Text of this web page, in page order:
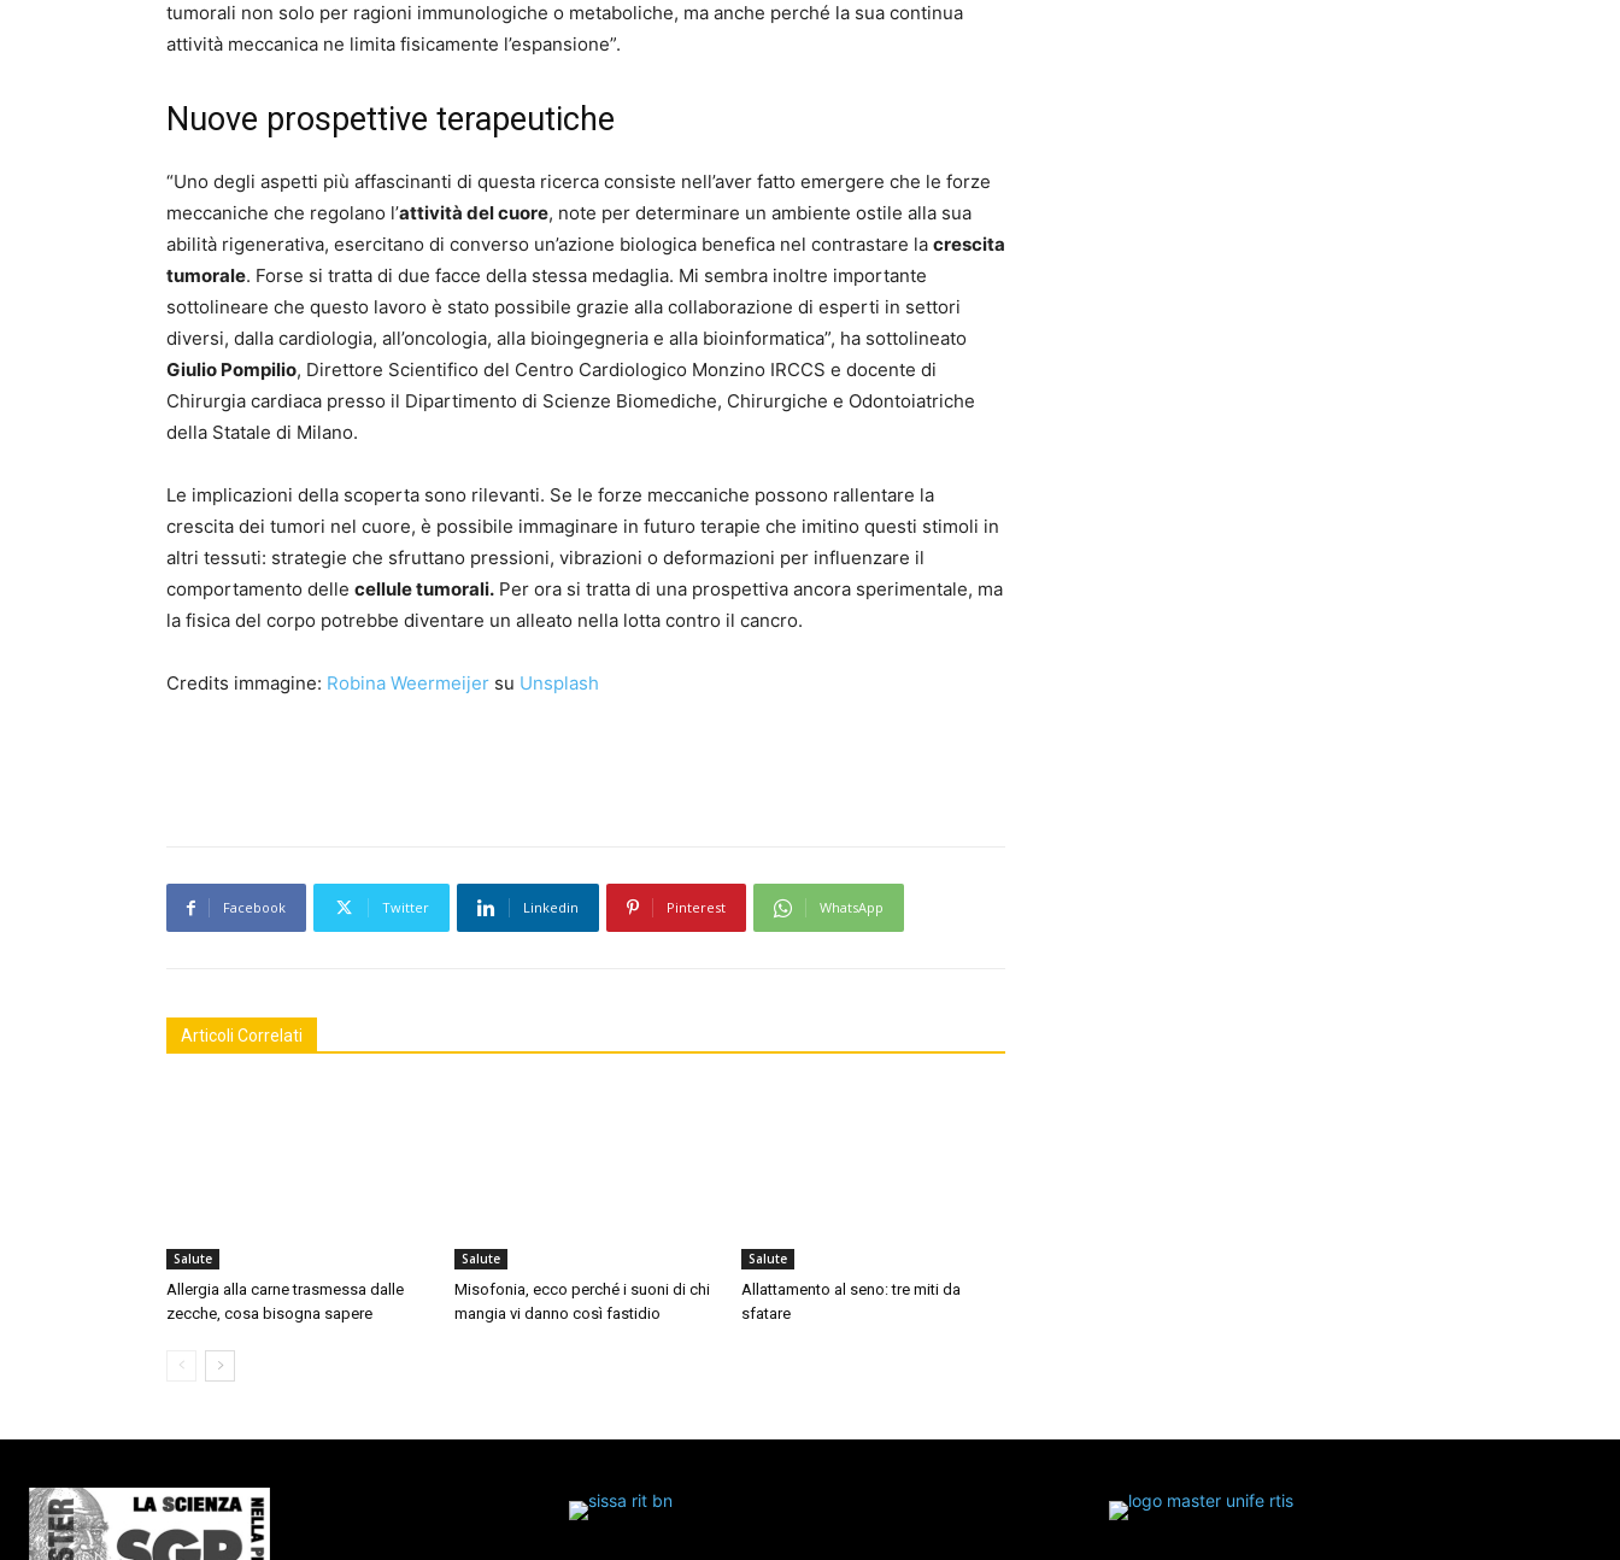
tumorali non solo per ragioni immunologiche o metaboliche, ma anche perché la sua continua
attività meccanica ne limita fisicamente l’espansione”.
Nuove prospettive terapeutiche
“Uno degli aspetti più affascinanti di questa ricerca consiste nell’aver fatto emergere che le forze
meccaniche che regolano l’attività del cuore, note per determinare un ambiente ostile alla sua
abilità rigenerativa, esercitano di converso un’azione biologica benefica nel contrastare la crescita
tumorale. Forse si tratta di due facce della stessa medaglia. Mi sembra inoltre importante
sottolineare che questo lavoro è stato possibile grazie alla collaborazione di esperti in settori
diversi, dalla cardiologia, all’oncologia, alla bioingegneria e alla bioinformatica”, ha sottolineato
Giulio Pompilio, Direttore Scientifico del Centro Cardiologico Monzino IRCCS e docente di
Chirurgia cardiaca presso il Dipartimento di Scienze Biomediche, Chirurgiche e Odontoiatriche
della Statale di Milano.
Le implicazioni della scoperta sono rilevanti. Se le forze meccaniche possono rallentare la
crescita dei tumori nel cuore, è possibile immaginare in futuro terapie che imitino questi stimoli in
altri tessuti: strategie che sfruttano pressioni, vibrazioni o deformazioni per influenzare il
comportamento delle cellule tumorali. Per ora si tratta di una prospettiva ancora sperimentale, ma
la fisica del corpo potrebbe diventare un alleato nella lotta contro il cancro.
Credits immagine: Robina Weermeijer su Unsplash
Facebook Twitter Linkedin Pinterest WhatsApp
Articoli Correlati
Salute
Allergia alla carne trasmessa dalle
zecche, cosa bisogna sapere
Salute
Misofonia, ecco perché i suoni di chi
mangia vi danno così fastidio
Salute
Allattamento al seno: tre miti da
sfatare